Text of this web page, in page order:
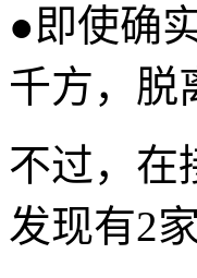
●即使确
千方，脱
不过，在
发现有2